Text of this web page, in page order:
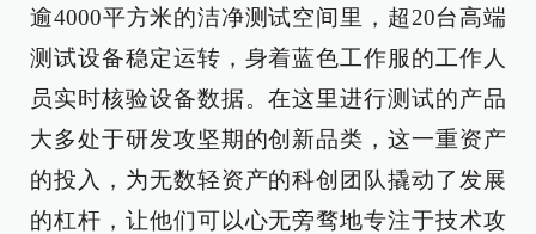
逾4000平方米的洁净测试空间里，超20台高端
测试设备稳定运转，身着蓝色工作服的工作人
员实时核验设备数据。在这里进行测试的产品
大多处于研发攻坚期的创新品类，这一重资产
的投入，为无数轻资产的科创团队撬动了发展
的杠杆，让他们可以心无旁骛地专注于技术攻